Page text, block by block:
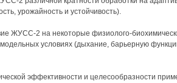
урожайность и устойчивость).
ЖУСС-2 на некоторые физиолого-
условиях (дыхание, барьерную
эффективности и целесообразности